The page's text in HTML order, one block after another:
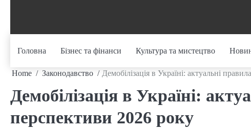
Головна Бізнес та фінанси Культура та мистецтво
Home Законодавство Демобілізація в Україні: актуальні
Демобілізація в Україні:
перспективи 2026 року